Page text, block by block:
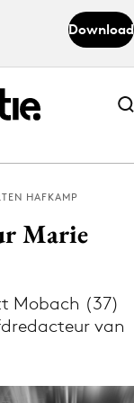
Download
Abonneer nu
Abonneer nu
Adformatie
HAFKAMP
Marie
Mobach (37)
van